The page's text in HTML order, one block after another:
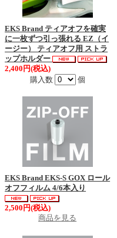
EKS Brand ティアオフを確実
に一枚ずつ引っ張れる EZ（イ
ージー） ティアオフ用 ストラ
ップホルダー
2,400円(税込)
購入数
個
EKS Brand EKS-S GOX ロール
オフフィルム 4/6本入り
2,500円(税込)
商品を見る